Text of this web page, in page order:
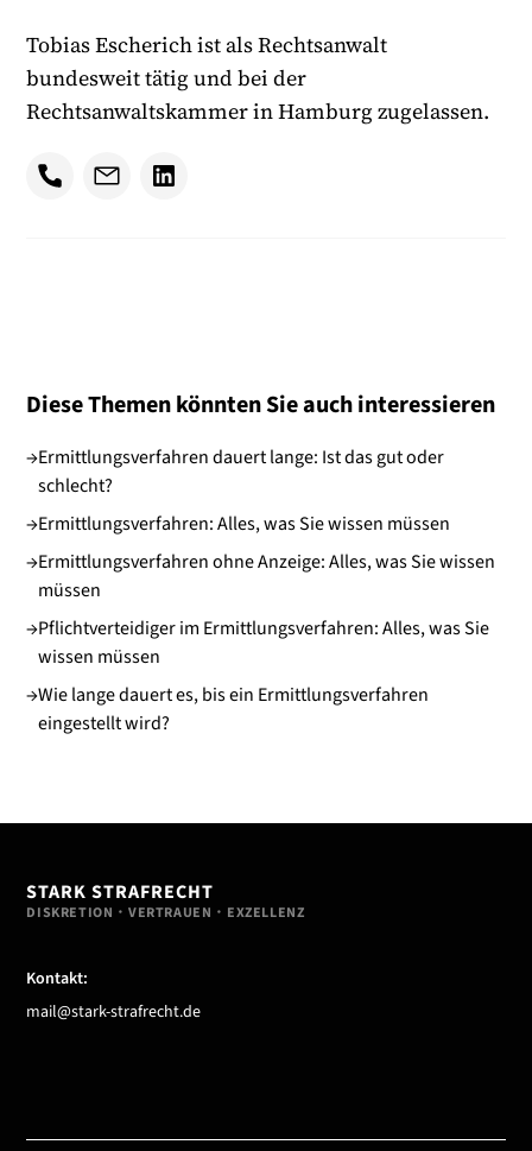
Tobias Escherich ist als Rechtsanwalt
bundesweit tätig und bei der
Rechtsanwaltskammer in Hamburg zugelassen.
Diese Themen könnten Sie auch interessieren
→Ermittlungsverfahren dauert lange: Ist das gut oder
schlecht?
→Ermittlungsverfahren: Alles, was Sie wissen müssen
→Ermittlungsverfahren ohne Anzeige: Alles, was Sie wissen
müssen
→Pflichtverteidiger im Ermittlungsverfahren: Alles, was Sie
wissen müssen
→Wie lange dauert es, bis ein Ermittlungsverfahren
eingestellt wird?
STARK STRAFRECHT
DISKRETION・VERTRAUEN・EXZELLENZ
Kontakt:
mail@stark-strafrecht.de